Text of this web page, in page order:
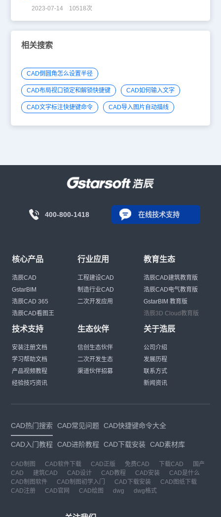
2023-07-14 10518次
相关搜索
CAD倒圆角怎么设置半径
CAD布局视口锁定和解锁快捷键 CAD如何输入文字
CAD文字标注快捷键命令 CAD导入图片自动描线
400-800-1418 在线技术支持
核心产品
浩辰CAD
GstarBIM
浩辰CAD 365
浩辰CAD看图王
行业应用
工程建设CAD
制造行业CAD
二次开发应用
教育生态
浩辰CAD建筑教育版
浩辰CAD电气教育版
GstarBIM 教育版
浩辰3D Cloud教育版
技术支持
安装注册文档
学习帮助文档
产品视频教程
经验技巧资讯
生态伙伴
信创生态伙伴
二次开发生态
渠道伙伴招募
关于浩辰
公司介绍
发展历程
联系方式
新闻资讯
CAD热门搜索 CAD常见问题 CAD快捷键命令大全
CAD入门教程 CAD进阶教程 CAD下载安装 CAD素材库
CAD制图 CAD软件下载 CAD正版 免费CAD 下载CAD
国产
CAD
建筑CAD CAD设计 CAD教程 CAD安装
CAD是什么
CAD制图软件
CAD制图初学入门 CAD下载安装
CAD图纸下载
CAD注册
CAD官网 CAD绘图 dwg dwg格式